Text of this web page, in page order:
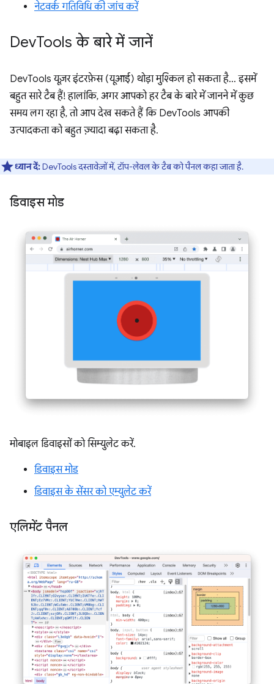
नेटवर्क गतिविधि की जांच करें
DevTools के बारे में जानें
DevTools यूज़र इंटरफ़ेस (यूआई) थोड़ा मुश्किल हो सकता है... इसमें
बहुत सारे टैब हैं! हालांकि, अगर आपको हर टैब के बारे में जानने में कुछ
समय लग रहा है, तो आप देख सकते हैं कि DevTools आपकी
उत्पादकता को बहुत ज़्यादा बढ़ा सकता है.
ध्यान दें:DevTools दस्तावेज़ों में, टॉप-लेवल के टैब को पैनल कहा जाता है.
डिवाइस मोड
मोबाइल डिवाइसों को सिम्युलेट करें.
डिवाइस मोड
डिवाइस के सेंसर को एम्युलेट करें
एलिमेंट पैनल